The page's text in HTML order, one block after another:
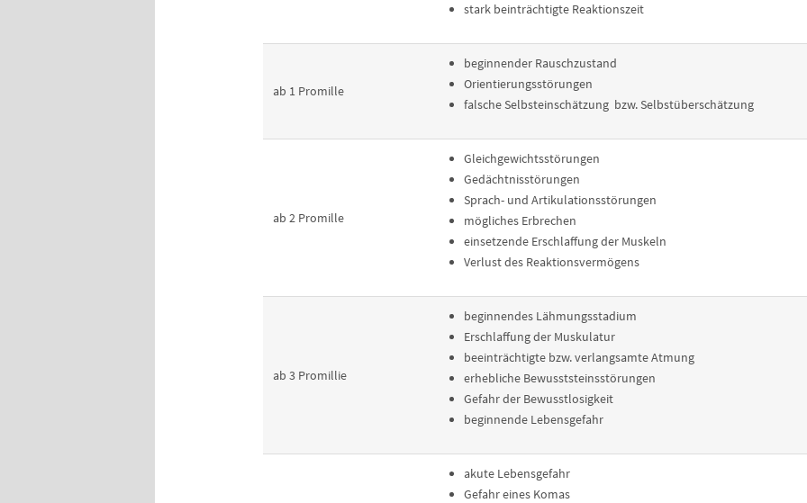
stark beinträchtigte Reaktionszeit
ab 1 Promille
beginnender Rauschzustand
Orientierungsstörungen
falsche Selbsteinschätzung bzw. Selbstüberschätzung
ab 2 Promille
Gleichgewichtsstörungen
Gedächtnisstörungen
Sprach- und Artikulationsstörungen
mögliches Erbrechen
einsetzende Erschlaffung der Muskeln
Verlust des Reaktionsvermögens
ab 3 Promillie
beginnendes Lähmungsstadium
Erschlaffung der Muskulatur
beeinträchtigte bzw. verlangsamte Atmung
erhebliche Bewusststeinsstörungen
Gefahr der Bewusstlosigkeit
beginnende Lebensgefahr
akute Lebensgefahr
Gefahr eines Komas